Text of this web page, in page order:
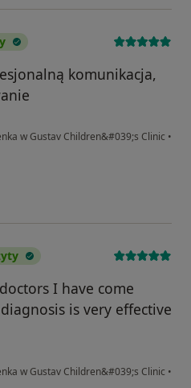
komunikacja,
w Gustav Children&#039;s Clinic •
I have come
is very effective
w Gustav Children&#039;s Clinic •